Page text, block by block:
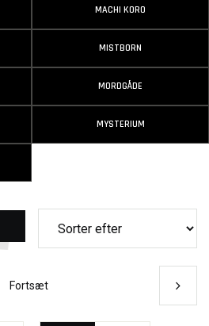
MACHI KORO
MISTBORN
MORDGÅDE
MYSTERIUM
Fortsæt